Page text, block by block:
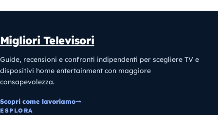
Migliori Televisori
Guide, recensioni e confronti indipendenti per scegliere TV e
dispositivi home entertainment con maggiore
consapevolezza.
Scopri come lavoriamo
ESPLORA